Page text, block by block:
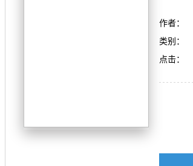
作者：
类别：
点击：